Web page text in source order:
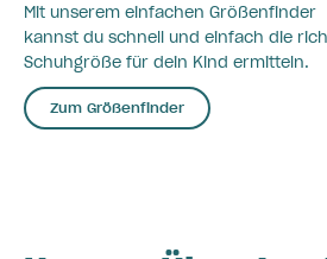
Mit unserem einfachen Größenfinder
kannst du schnell und einfach die
Schuhgröße für dein Kind ermitteln.
Zum Größenfinder